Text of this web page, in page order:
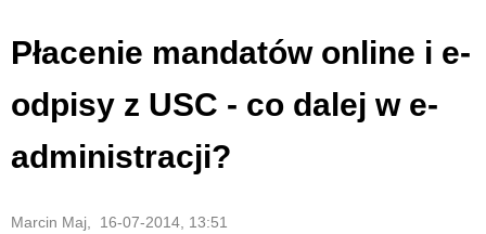
Płacenie mandatów online i e-
odpisy z USC - co dalej w e-
administracji?
Marcin Maj, 16-07-2014, 13:51